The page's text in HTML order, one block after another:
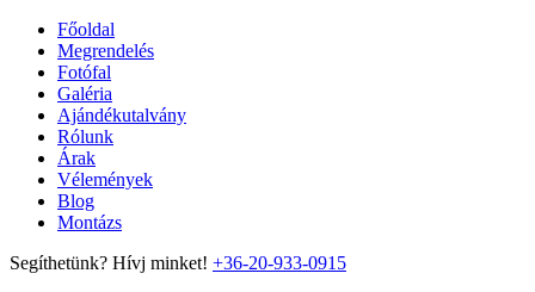
Főoldal
Megrendelés
Fotófal
Galéria
Ajándékutalvány
Rólunk
Árak
Vélemények
Blog
Montázs
Segíthetünk? Hívj minket! +36-20-933-0915